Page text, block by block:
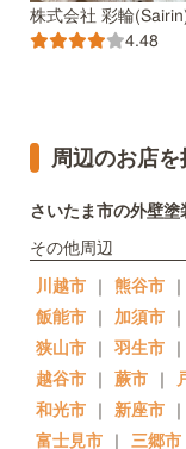
株式会社 彩輪
4.48
周辺のお店
さいたま市の外壁
その他周辺
川越市 ｜ 熊谷市 ｜
飯能市 ｜ 加須市 ｜
狭山市 ｜ 羽生市 ｜
越谷市 ｜ 蕨市 ｜
和光市 ｜ 新座市 ｜
富士見市 ｜ 三郷市